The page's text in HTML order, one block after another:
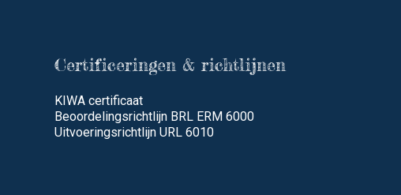
Certificeringen & richtlijnen
KIWA certificaat
Beoordelingsrichtlijn BRL ERM 6000
Uitvoeringsrichtlijn URL 6010